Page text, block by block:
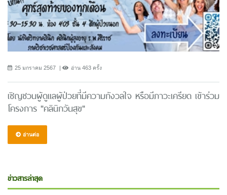
25 มกราคม 2567 อ่าน 463 ครั้ง
เชิญชวนผู้ดูแลผู้ป่วยที่มีความกังวลใจ หรือมีภาวะเครียด เข้าร่วม
โครงการ "คลินิกวันสุข"
อ่านต่อ
ข่าวสารล่าสุด